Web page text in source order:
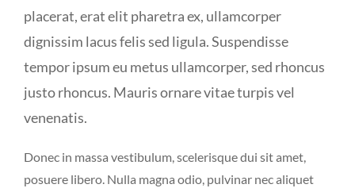
placerat, erat elit pharetra ex, ullamcorper
dignissim lacus felis sed ligula. Suspendisse
tempor ipsum eu metus ullamcorper, sed rhoncus
justo rhoncus. Mauris ornare vitae turpis vel
venenatis.
Donec in massa vestibulum, scelerisque dui sit amet,
posuere libero. Nulla magna odio, pulvinar nec aliquet